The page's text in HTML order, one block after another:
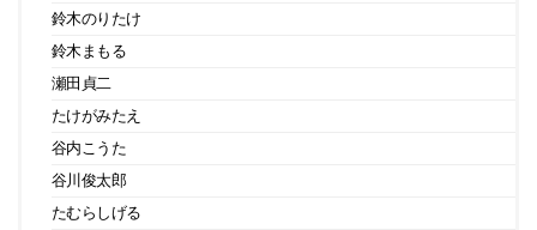
鈴木のりたけ
鈴木まもる
瀬田貞二
たけがみたえ
谷内こうた
谷川俊太郎
たむらしげる